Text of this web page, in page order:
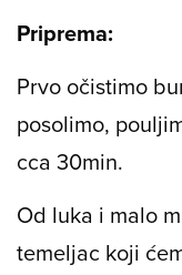
Priprema:
Prvo očistimo
posolimo,
cca 30min.
Od luka i malo
temeljac koji